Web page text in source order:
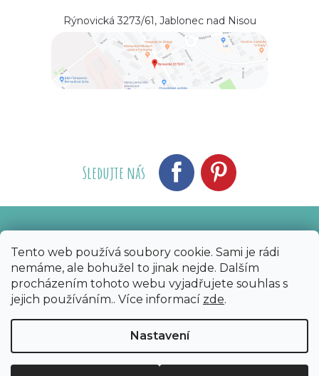
Tento web používá soubory cookie. Sami je rádi
nemáme, ale bohužel to jinak nejde. Dalším
procházením tohoto webu vyjadřujete souhlas s
jejich používáním.. Více informací zde.
Nastavení
Rýnovická 3273/61, Jablonec nad Nisou
Sledujte nás
Copyright 2026 Bijoux Components - Svět
korálků. Všechna práva vyhrazena.